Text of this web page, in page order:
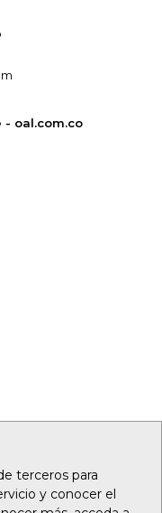
terceros para
y conocer el
oal.com.co